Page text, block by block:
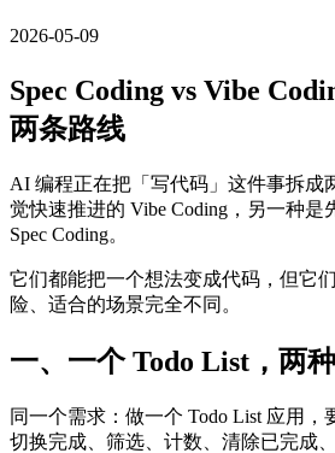
2026-05-09
Spec Coding vs Vibe
两条路线
AI 编程正在把「写代码」这件事拆成
觉快速推进的 Vibe Coding，另一种是
Spec Coding。
它们都能把一个想法变成代码，但它
险、适合的场景完全不同。
一、一个 Todo List，两
同一个需求：做一个 Todo List 应用，
切换完成、筛选、计数、清除已完成